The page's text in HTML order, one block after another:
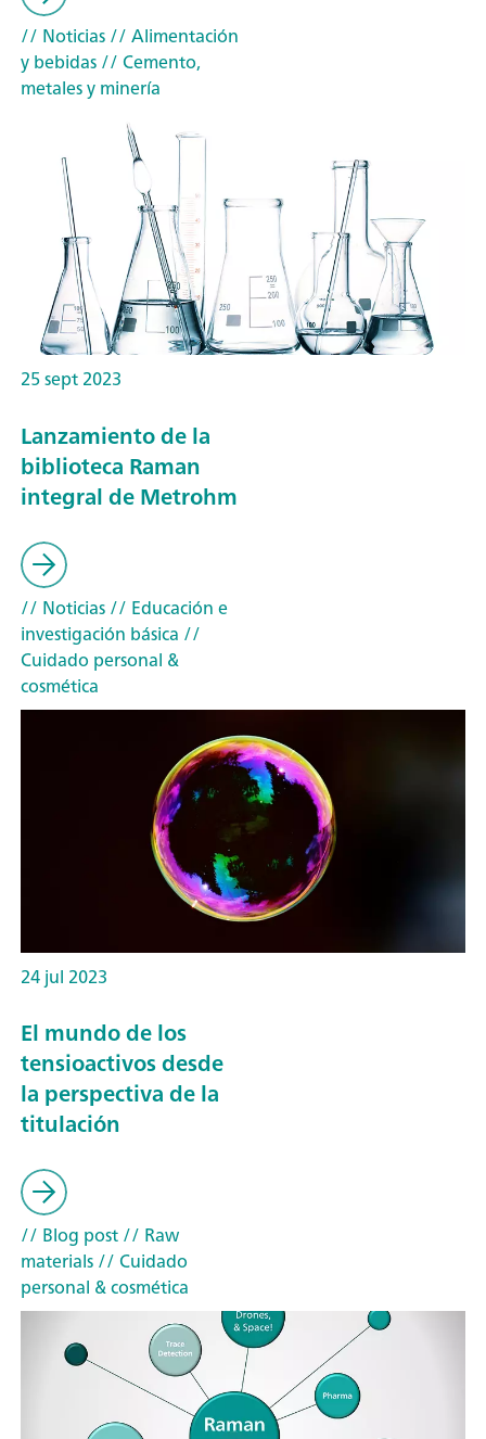
// Noticias// Alimentación
y bebidas// Cemento,
metales y minería
25 sept 2023
Lanzamiento de la
biblioteca Raman
integral de Metrohm
// Noticias// Educación e
investigación básica //
Cuidado personal &
cosmética
24 jul 2023
El mundo de los
tensioactivos desde
la perspectiva de la
titulación
// Blog post// Raw
materials// Cuidado
personal & cosmética